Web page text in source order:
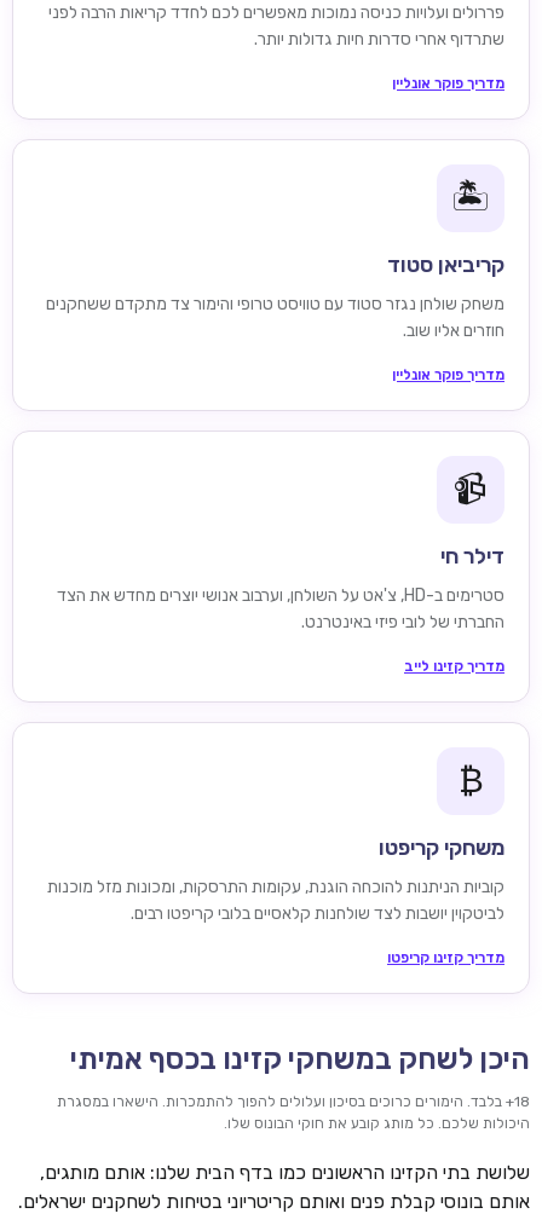
פררולים ועלויות כניסה נמוכות מאפשרים לכם לחדד קריאות הרבה לפני
שתרדוף אחרי סדרות חיות גדולות יותר.
מדריך פוקר אונליין
🏝️
קריביאן סטוד
משחק שולחן נגזר סטוד עם טוויסט טרופי והימור צד מתקדם ששחקנים
חוזרים אליו שוב.
מדריך פוקר אונליין
📹
דילר חי
סטרימים ב-HD, צ'אט על השולחן, וערבוב אנושי יוצרים מחדש את הצד
החברתי של לובי פיזי באינטרנט.
מדריך קזינו לייב
₿
משחקי קריפטו
קוביות הניתנות להוכחה הוגנת, עקומות התרסקות, ומכונות מזל מוכנות
לביטקוין יושבות לצד שולחנות קלאסיים בלובי קריפטו רבים.
מדריך קזינו קריפטו
היכן לשחק במשחקי קזינו בכסף אמיתי
18+ בלבד. הימורים כרוכים בסיכון ועלולים להפוך להתמכרות. הישארו במסגרת
היכולות שלכם. כל מותג קובע את חוקי הבונוס שלו.
שלושת בתי הקזינו הראשונים כמו בדף הבית שלנו: אותם מותגים,
אותם בונוסי קבלת פנים ואותם קריטריוני בטיחות לשחקנים ישראלים.